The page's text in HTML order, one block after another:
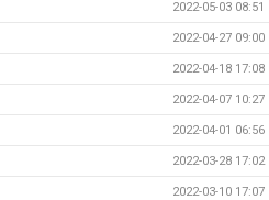
2022-05-03 08:51
2022-04-27 09:00
2022-04-18 17:08
2022-04-07 10:27
2022-04-01 06:56
2022-03-28 17:02
2022-03-10 17:07